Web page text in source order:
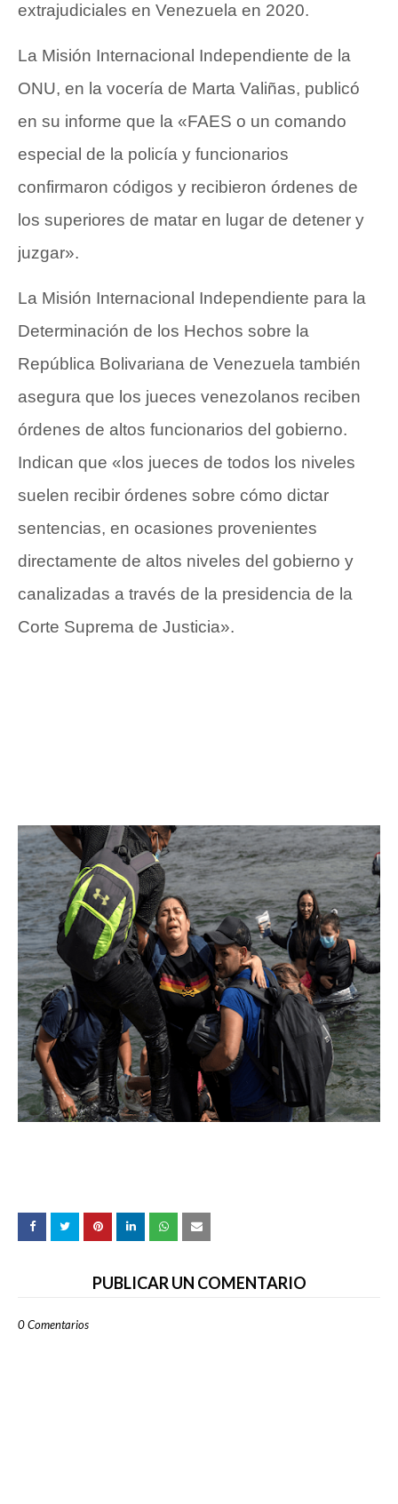
extrajudiciales en Venezuela en 2020.
La Misión Internacional Independiente de la
ONU, en la vocería de Marta Valiñas, publicó
en su informe que la «FAES o un comando
especial de la policía y funcionarios
confirmaron códigos y recibieron órdenes de
los superiores de matar en lugar de detener y
juzgar».
La Misión Internacional Independiente para la
Determinación de los Hechos sobre la
República Bolivariana de Venezuela también
asegura que los jueces venezolanos reciben
órdenes de altos funcionarios del gobierno.
Indican que «los jueces de todos los niveles
suelen recibir órdenes sobre cómo dictar
sentencias, en ocasiones provenientes
directamente de altos niveles del gobierno y
canalizadas a través de la presidencia de la
Corte Suprema de Justicia».
PUBLICAR UN COMENTARIO
0 Comentarios